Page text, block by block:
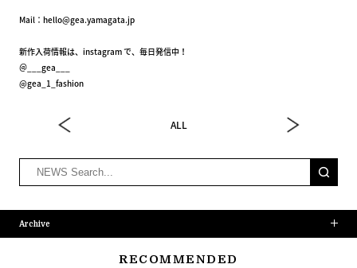
Mail：hello@gea.yamagata.jp
新作入荷情報は、instagram で、毎日発信中！
＠___gea___
@gea_1_fashion
ALL
Archive
RECOMMENDED